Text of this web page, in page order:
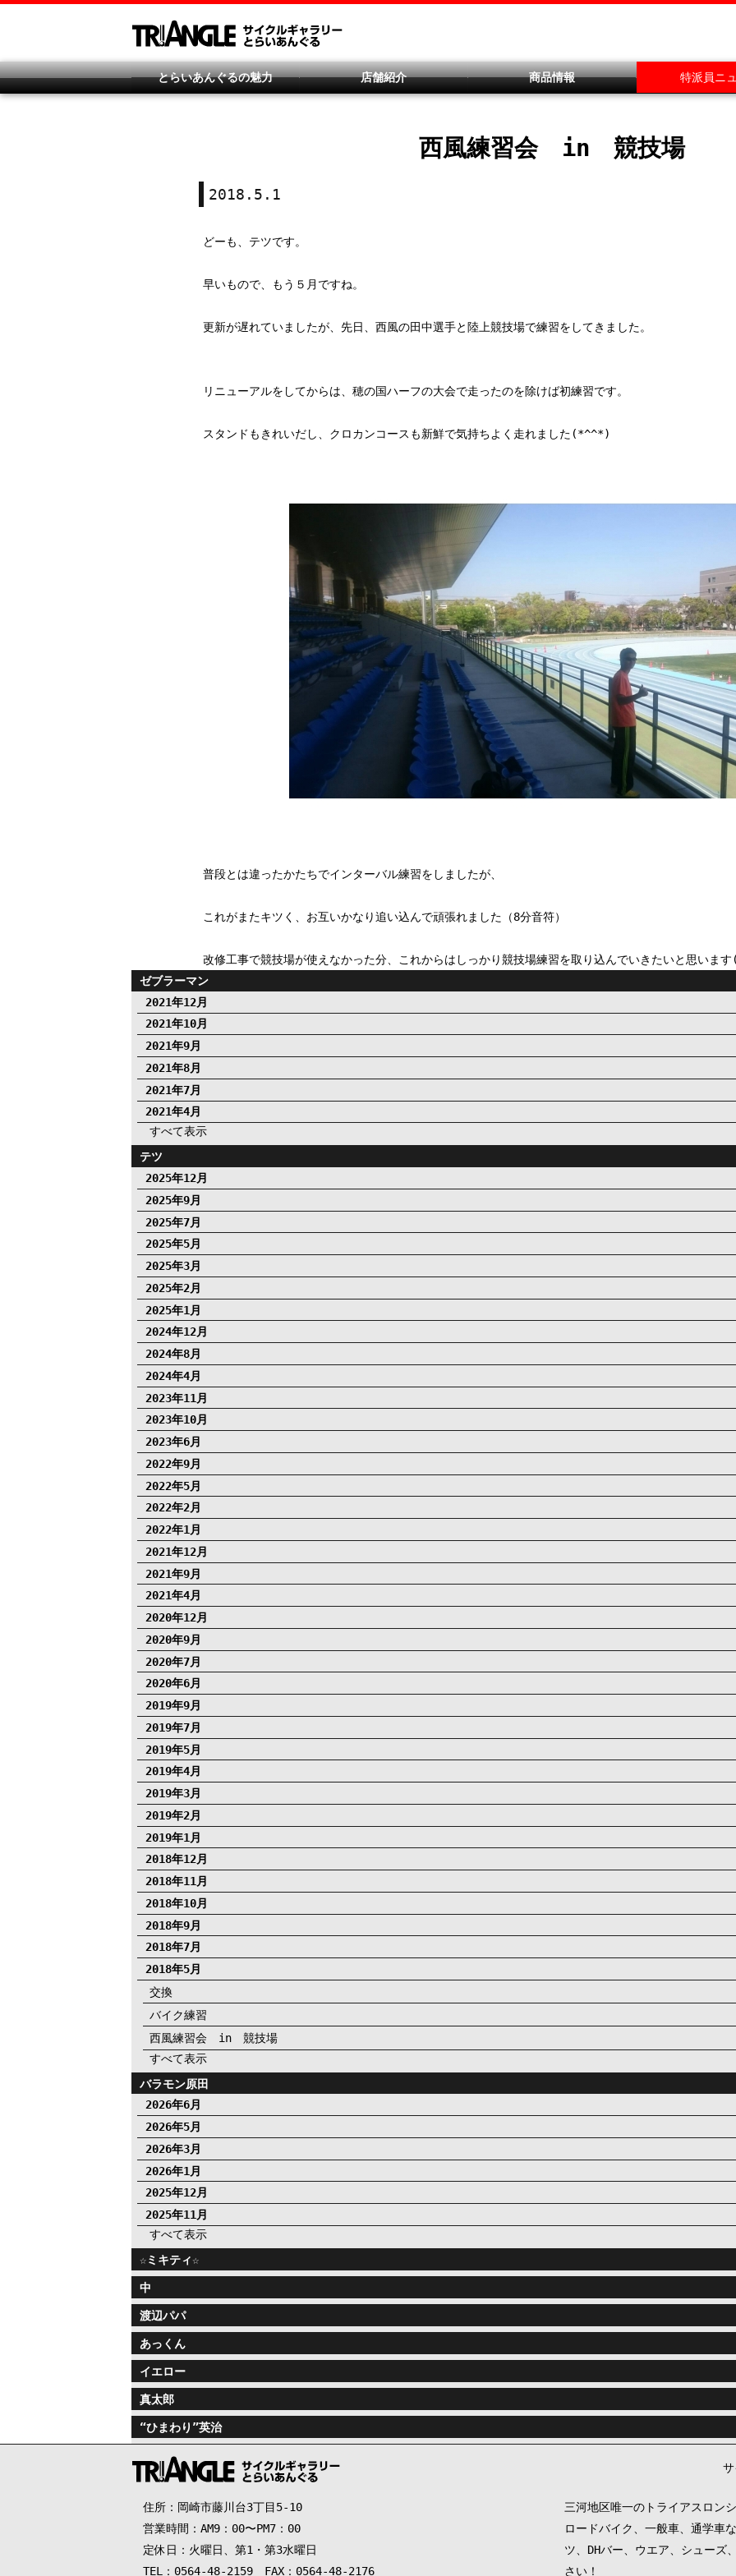
とらいあんぐるの魅力 店舗紹介 商品情報 特派員ニ
西風練習会 in 競技場
2018.5.1
どーも、テツです。
早いもので、もう５月ですね。
更新が遅れていましたが、先日、西風の田中選手と陸上競技場で練習をしてきました。
リニューアルをしてからは、穂の国ハーフの大会で走ったのを除けば初練習です。
スタンドもきれいだし、クロカンコースも新鮮で気持ちよく走れました(*^^*)
普段とは違ったかたちでインターバル練習をしましたが、
これがまたキツく、お互いかなり追い込んで頑張れました（8分音符）
改修工事で競技場が使えなかった分、これからはしっかり競技場練習を取り込んでいきたいと思いま
ゼブラーマン
2021年12月
2021年10月
2021年9月
2021年8月
2021年7月
2021年4月
すべて表示
テツ
2025年12月
2025年9月
2025年7月
2025年5月
2025年3月
2025年2月
2025年1月
2024年12月
2024年8月
2024年4月
2023年11月
2023年10月
2023年6月
2022年9月
2022年5月
2022年2月
2022年1月
2021年12月
2021年9月
2021年4月
2020年12月
2020年9月
2020年7月
2020年6月
2019年9月
2019年7月
2019年5月
2019年4月
2019年3月
2019年2月
2019年1月
2018年12月
2018年11月
2018年10月
2018年9月
2018年7月
2018年5月
交換
バイク練習
西風練習会 in 競技場
すべて表示
バラモン原田
2026年6月
2026年5月
2026年3月
2026年1月
2025年12月
2025年11月
すべて表示
☆ミキティ☆
中
渡辺パパ
あっくん
イエロー
真太郎
“ひまわり”英治
住所：岡崎市藤川台3丁目5-10
営業時間：AM9：00〜PM7：00
定休日：火曜日、第1・第3水曜日
TEL：0564-48-2159 FAX：0564-48-2176
三河地区唯一のトライアスロン
ロードバイク、一般車、通学車
ツ、DHバー、ウエア、シューズ
さい！